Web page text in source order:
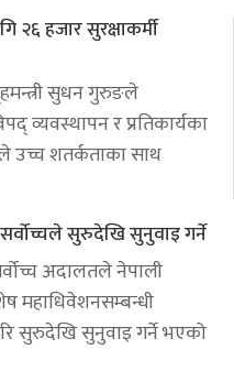
२६ हजार सुरक्षाकर्मी
सुधन गुरुङले
व्यवस्थापन र प्रतिकार्यका
उच्च शतर्कताका साथ
सुरुदेखि सुनुवाइ गर्ने
अदालतले नेपाली
महाधिवेशनसम्बन्धी
सुरुदेखि सुनुवाइ गर्ने भएको